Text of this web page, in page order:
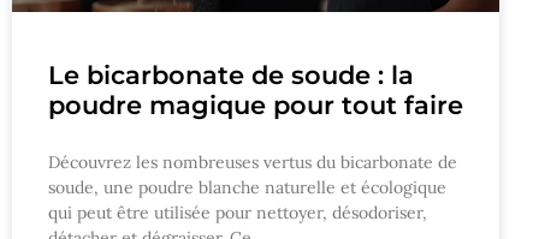
Le bicarbonate de soude : la
poudre magique pour tout faire
Découvrez les nombreuses vertus du bicarbonate de
soude, une poudre blanche naturelle et écologique
qui peut être utilisée pour nettoyer, désodoriser,